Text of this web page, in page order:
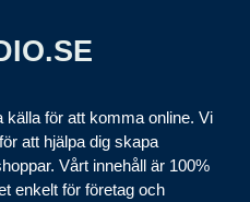
källa för att komma online. Vi
att hjälpa dig skapa
Vårt innehåll är 100%
enkelt för företag och